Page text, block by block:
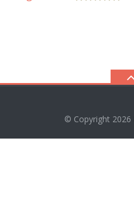
© Copyright 2026